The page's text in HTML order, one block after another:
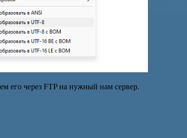
его через FTP на нужный нам сервер.